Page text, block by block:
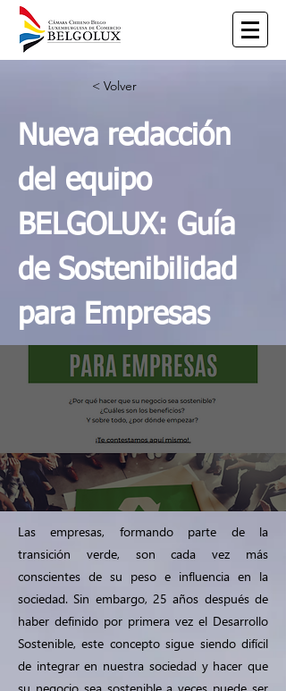
< Volver
Nueva redacción
del equipo
BELGOLUX: Guía
de Sostenibilidad
para Empresas
Las empresas, formando parte de la
transición verde, son cada vez más
conscientes de su peso e influencia en la
sociedad. Sin embargo, 25 años después de
haber definido por primera vez el Desarrollo
Sostenible, este concepto sigue siendo difícil
de integrar en nuestra sociedad y hacer que